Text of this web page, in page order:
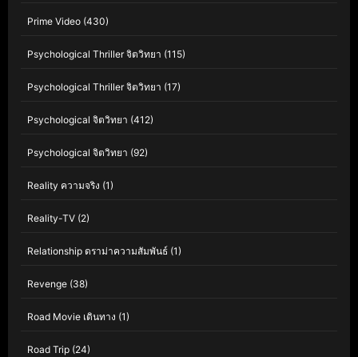
Prime Video (430)
Psychological Thriller จิตวิทยา (115)
Psychological Thriller จิตวิทยา (17)
Psychological จิตวิทยา (412)
Psychological จิตวิทยา (92)
Reality ความจริง (1)
Reality-TV (2)
Relationship ดราม่าความสัมพันธ์ (1)
Revenge (38)
Road Movie เดินทาง (1)
Road Trip (24)